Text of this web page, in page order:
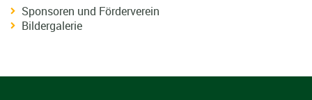
Sponsoren und Förderverein
Bildergalerie